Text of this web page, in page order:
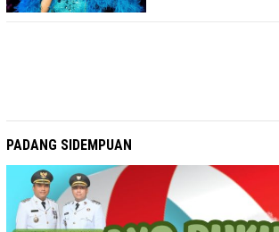
PADANG SIDEMPUAN